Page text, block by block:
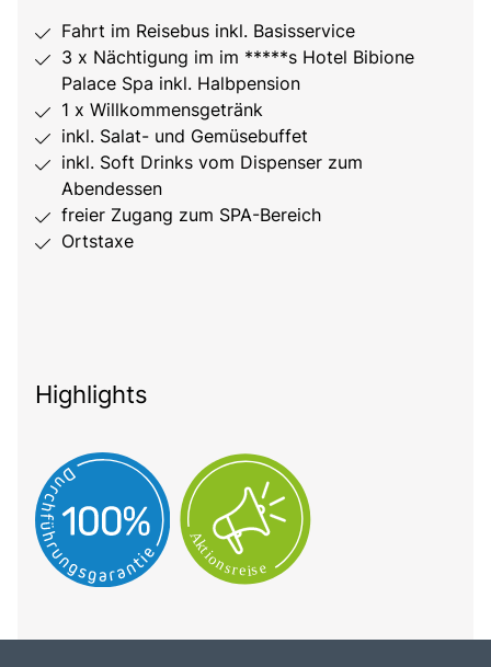
Fahrt im Reisebus inkl. Basisservice
3 x Nächtigung im im *****s Hotel Bibione
Palace Spa inkl. Halbpension
1 x Willkommensgetränk
inkl. Salat- und Gemüsebuffet
inkl. Soft Drinks vom Dispenser zum
Abendessen
freier Zugang zum SPA-Bereich
Ortstaxe
Highlights